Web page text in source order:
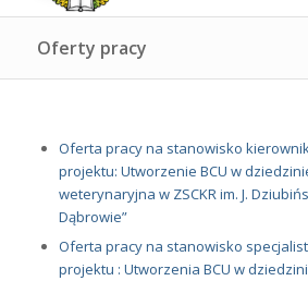
Oferty pracy
Oferta pracy na stanowisko
projektu: Utworzenie BCU w
weterynaryjna w ZSCKR im. J.
Dąbrowie”
Oferta pracy na stanowisko
projektu : Utworzenia BCU w